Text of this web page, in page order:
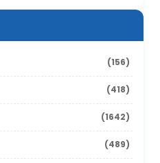
(7)
(12)
(11)
(10)
(11)
(12)
(13)
(15)
(18)
(7)
(16)
(22)
(15)
(10)
(21)
(11)
(22)
(21)
(17)
(24)
(20)
(44)
(26)
(22)
(26)
(19)
(24)
(13)
(8)
(156)
(418)
(1642)
(489)